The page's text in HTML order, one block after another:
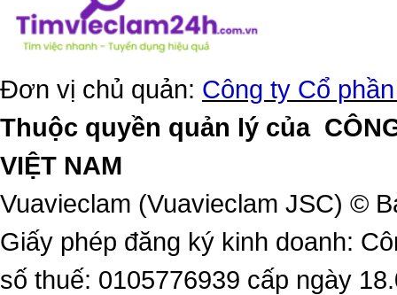
Đơn vị chủ quản: Công ty Cổ
Thuộc quyền quản lý của
VIỆT NAM
Vuavieclam (Vuavieclam JSC) ©
Giấy phép đăng ký kinh doanh:
số thuế: 0105776939 cấp ngày